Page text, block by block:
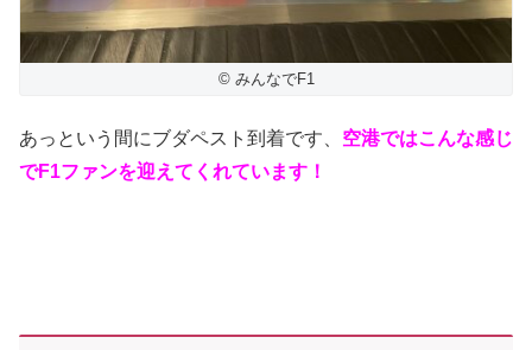
© みんなでF1
あっという間にブダペスト到着です、 空港ではこんな感じ
でF1ファンを迎えてくれています！